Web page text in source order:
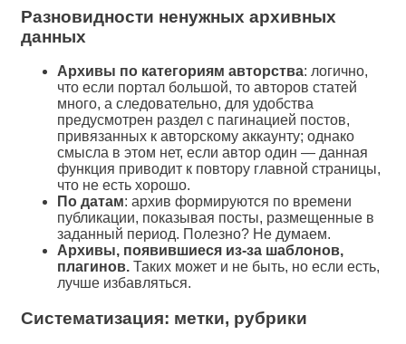
Разновидности ненужных архивных
данных
Архивы по категориям авторства: логично,
что если портал большой, то авторов статей
много, а следовательно, для удобства
предусмотрен раздел с пагинацией постов,
привязанных к авторскому аккаунту; однако
смысла в этом нет, если автор один — данная
функция приводит к повтору главной страницы,
что не есть хорошо.
По датам: архив формируются по времени
публикации, показывая посты, размещенные в
заданный период. Полезно? Не думаем.
Архивы, появившиеся из-за шаблонов,
плагинов. Таких может и не быть, но если есть,
лучше избавляться.
Систематизация: метки, рубрики